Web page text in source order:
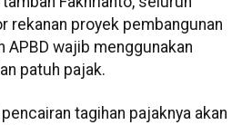
rekanan proyek pembangunan
APBD wajib menggunakan
patuh pajak.
tagihan pajaknya akan